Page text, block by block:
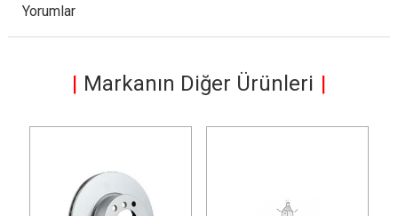
Yorumlar
Markanın Diğer Ürünleri